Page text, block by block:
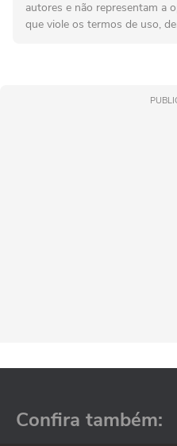
autores e não representam a
que viole os termos de uso,
Confira também: